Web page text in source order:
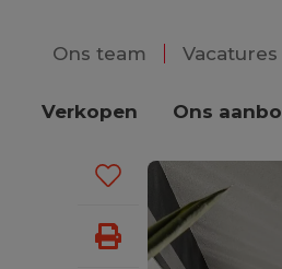
Ons team
Vacatures
Verkopen Ons